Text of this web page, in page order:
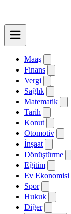
Maaş
Finans
Vergi
Sağlık
Matematik
Tarih
Konut
Otomotiv
İnşaat
Dönüştürme
Eğitim
Ev Ekonomisi
Spor
Hukuk
Diğer